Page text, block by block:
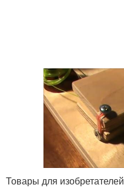
Товары для изобретателей